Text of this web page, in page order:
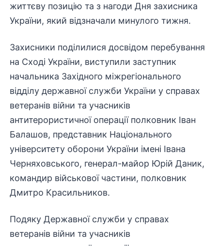
життєву позицію та з нагоди Дня захисника
України, який відзначали минулого тижня.
Захисники поділилися досвідом перебування
на Сході України, виступили заступник
начальника Західного міжрегіонального
відділу державної служби України у справах
ветеранів війни та учасників
антитерористичної операції полковник Іван
Балашов, представник Національного
університету оборони України імені Івана
Черняховського, генерал-майор Юрій Даник,
командир військової частини, полковник
Дмитро Красильников.
Подяку Державної служби у справах
ветеранів війни та учасників